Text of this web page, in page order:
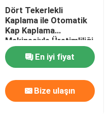
Dört Tekerlekli
Kaplama ile Otomatik
Kap Kaplama
Makinesiyle Üretimliliği
Artırmak
En iyi fiyat
Bize ulaşın